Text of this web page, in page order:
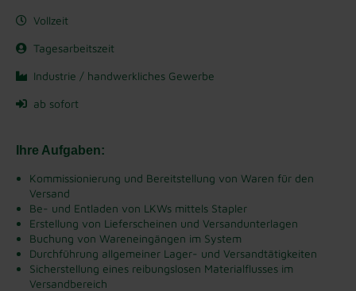
Vollzeit
Tagesarbeitszeit
Industrie / handwerkliches Gewerbe
ab sofort
Ihre Aufgaben:
Kommissionierung und Bereitstellung von Waren für den
Versand
Be- und Entladen von LKWs mittels Stapler
Erstellung von Lieferscheinen und Versandunterlagen
Buchung von Wareneingängen im System
Durchführung allgemeiner Lager- und Versandtätigkeiten
Sicherstellung eines reibungslosen Materialflusses im
Versandbereich